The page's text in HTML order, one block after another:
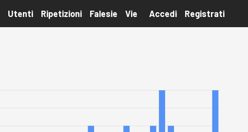
Utenti Ripetizioni Falesie Vie Accedi Registrati